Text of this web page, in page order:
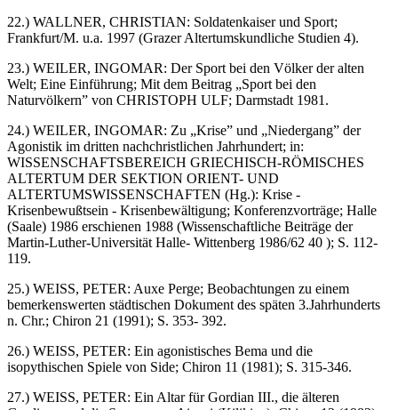
22.) WALLNER, CHRISTIAN: Soldatenkaiser und Sport;
Frankfurt/M. u.a. 1997 (Grazer Altertumskundliche Studien 4).
23.) WEILER, INGOMAR: Der Sport bei den Völker der alten
Welt; Eine Einführung; Mit dem Beitrag „Sport bei den
Naturvölkern” von CHRISTOPH ULF; Darmstadt 1981.
24.) WEILER, INGOMAR: Zu „Krise” und „Niedergang” der
Agonistik im dritten nachchristlichen Jahrhundert; in:
WISSENSCHAFTSBEREICH GRIECHISCH-RÖMISCHES
ALTERTUM DER SEKTION ORIENT- UND
ALTERTUMSWISSENSCHAFTEN (Hg.): Krise -
Krisenbewußtsein - Krisenbewältigung; Konferenzvorträge; Halle
(Saale) 1986 erschienen 1988 (Wissenschaftliche Beiträge der
Martin-Luther-Universität Halle- Wittenberg 1986/62 40 ); S. 112-
119.
25.) WEISS, PETER: Auxe Perge; Beobachtungen zu einem
bemerkenswerten städtischen Dokument des späten 3.Jahrhunderts
n. Chr.; Chiron 21 (1991); S. 353- 392.
26.) WEISS, PETER: Ein agonistisches Bema und die
isopythischen Spiele von Side; Chiron 11 (1981); S. 315-346.
27.) WEISS, PETER: Ein Altar für Gordian III., die älteren